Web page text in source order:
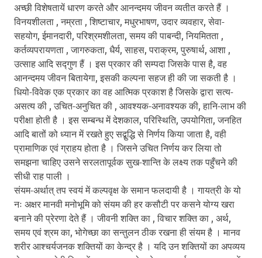
अच्छी विशेषतायें धारण करते और आनन्दमय जीवन व्यतीत करते हैं ।
विनयशीलता , नम्रता , शिष्टाचार, मधुरभाषण, उदार व्यवहार, सेवा-
सहयोग, ईमानदारी, परिश्रमशीलता, समय की पाबन्दी, नियमितता ,
कर्तव्यपरायणता , जागरुकता, धैर्य, साहस, पराक्रम, पुरुषार्थ, आशा ,
उत्साह आदि सद्गुण हैं । इस प्रकार की सम्पदा जिसके पास है, वह
आनन्दमय जीवन बितायेगा, इसकी कल्पना सहज ही की जा सकती है ।
धियो-विवेक एक प्रकार का वह आत्मिक प्रकाश है जिसके द्वारा सत्य-
असत्य की , उचित-अनुचित की , आवश्यक-अनावश्यक की, हानि-लाभ की
परीक्षा होती है । इस सम्बन्ध में देशकाल, परिस्थिति, उपयोगिता, जनहित
आदि बातों को ध्यान में रखते हुए सद्बुद्धि से निर्णय किया जाता है, वही
प्रामाणिक एवं ग्राहय होता है । जिसने उचित निर्णय कर लिया तो
समझना चाहिए उसने सरलतापूर्वक सुख-शान्ति के लक्ष्य तक पहुँचने की
सीधी राह पाली ।
संयम-अर्थात् तप स्वयं में कल्पवृक्ष के समान फलदायी है । गायत्री के यो
नः अक्षर मानवी मनोभूमि को संयम की हर कसौटी पर कसने योग्य खरा
बनाने की प्रेरणा देते हैं । जीवनी शक्ति का , विचार शक्ति का , अर्थ,
समय एवं श्रम का, भोगेच्छा का सन्तुलन ठीक रखना ही संयम है । मानव
शरीर आश्चर्यजनक शक्तियों का केन्द्र है । यदि उन शक्तियों का अपव्यय